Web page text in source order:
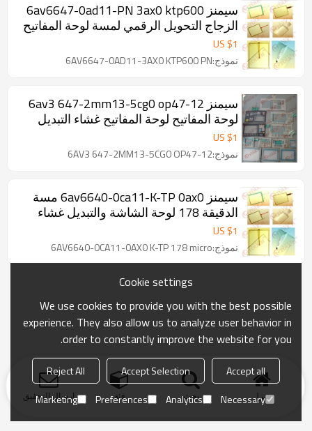
سيمنز 6av6647-0ad11-PN 3ax0 ktp600
الزجاج التحويل الرقمي لمسة لوحة المفاتيح
والتبديل غشاء
US $1
نموذج:6AV6647-0AD11-3AX0 KTP600 PN
سيمنز 6av3 647-2mm13-5cg0 op47-12
لوحة المفاتيح لوحة المفاتيح غشاء التبديل
US $1
نموذج:6AV3 647-2MM13-5CG0 OP47-12
سيمنز 6av6640-0ca11-K-TP 0ax0 مسة
الدقيقة 178 لوحة الشاشة والتبديل غشاء
لوحة المفاتيح
US $1
نموذج:6AV6640-0CA11-0AX0 K-TP 178 micro
منزل بحث فئة ارسال التحقيق
Cookie settings
We use cookies to provide you with the best possible
experience. They also allow us to analyze user behavior in
order to constantly improve the website for you.
Accept all
Accept Selection
Reject All
Necessary
Analytics
Preferences
Marketing